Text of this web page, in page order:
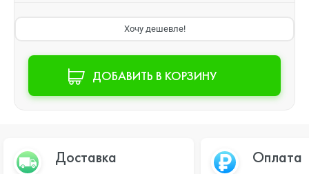
Хочу дешевле!
ДОБАВИТЬ В КОРЗИНУ
Доставка Оплата